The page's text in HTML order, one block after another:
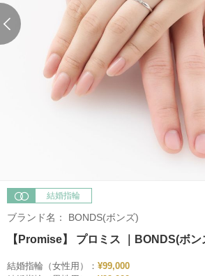
結婚指輪
ブランド名： BONDS(ボンズ)
【Promise】 プロミス ｜BONDS(ボ
結婚指輪（女性用）： ¥99,000